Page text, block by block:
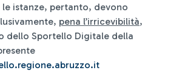
istanze, pertanto, devono
pena l’irricevibilità,
dello Sportello Digitale della